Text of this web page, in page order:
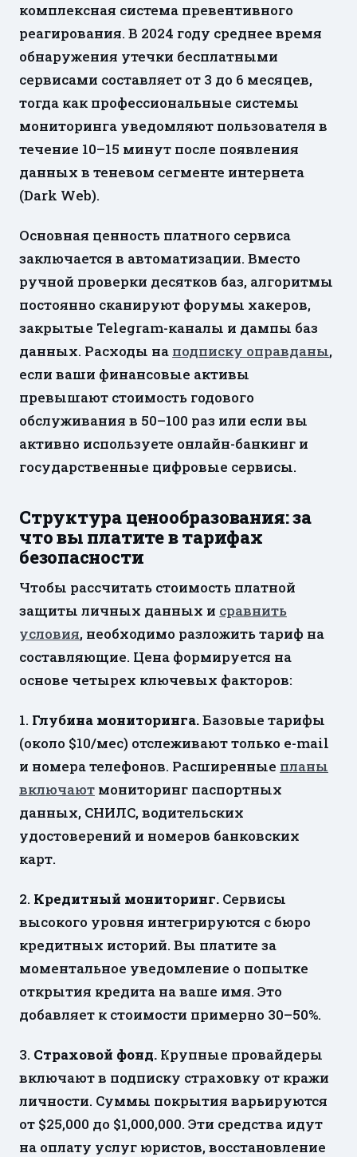
комплексная система превентивного
реагирования. В 2024 году среднее время
обнаружения утечки бесплатными
сервисами составляет от 3 до 6 месяцев,
тогда как профессиональные системы
мониторинга уведомляют пользователя в
течение 10–15 минут после появления
данных в теневом сегменте интернета
(Dark Web).
Основная ценность платного сервиса
заключается в автоматизации. Вместо
ручной проверки десятков баз, алгоритмы
постоянно сканируют форумы хакеров,
закрытые Telegram-каналы и дампы баз
данных. Расходы на подписку оправданы,
если ваши финансовые активы
превышают стоимость годового
обслуживания в 50–100 раз или если вы
активно используете онлайн-банкинг и
государственные цифровые сервисы.
Структура ценообразования: за
что вы платите в тарифах
безопасности
Чтобы рассчитать стоимость платной
защиты личных данных и сравнить
условия, необходимо разложить тариф на
составляющие. Цена формируется на
основе четырех ключевых факторов:
1. Глубина мониторинга.Базовые тарифы
(около $10/мес) отслеживают только e-mail
и номера телефонов. Расширенные планы
включают мониторинг паспортных
данных, СНИЛС, водительских
удостоверений и номеров банковских
карт.
2. Кредитный мониторинг. Сервисы
высокого уровня интегрируются с бюро
кредитных историй. Вы платите за
моментальное уведомление о попытке
открытия кредита на ваше имя. Это
добавляет к стоимости примерно 30–50%.
3. Страховой фонд. Крупные провайдеры
включают в подписку страховку от кражи
личности. Суммы покрытия варьируются
от $25,000 до $1,000,000. Эти средства идут
на оплату услуг юристов, восстановление